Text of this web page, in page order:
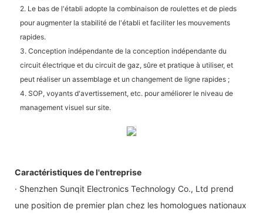
2. Le bas de l'établi adopte la combinaison de roulettes et de pieds
pour augmenter la stabilité de l'établi et faciliter les mouvements
rapides.
3. Conception indépendante de la conception indépendante du
circuit électrique et du circuit de gaz, sûre et pratique à utiliser, et
peut réaliser un assemblage et un changement de ligne rapides ;
4. SOP, voyants d'avertissement, etc. pour améliorer le niveau de
management visuel sur site.
Caractéristiques de l'entreprise
· Shenzhen Sunqit Electronics Technology Co., Ltd prend
une position de premier plan chez les homologues nationaux